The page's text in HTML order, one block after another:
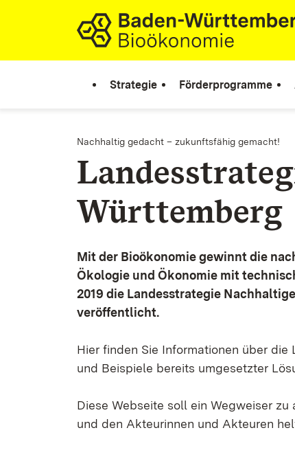
Zum Inhalt springen
Link zur Startseite
Strategie Förderprogramme
Nachhaltig gedacht – zukunftsfähig gemacht!
Württemberg
Mit der Bioökonomie gewinnt die
Ökologie und Ökonomie mit
2019 die Landesstrategie
veröffentlicht.
Hier finden Sie Informationen über
und Beispiele bereits umgesetzter
Diese Webseite soll ein Wegweiser
und den Akteurinnen und Akteuren